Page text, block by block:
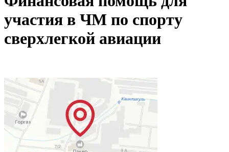
участия в ЧМ по спорту
сверхлегкой авиации